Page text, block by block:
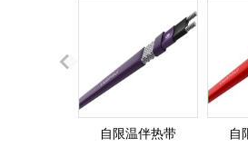
自限温伴热带 自